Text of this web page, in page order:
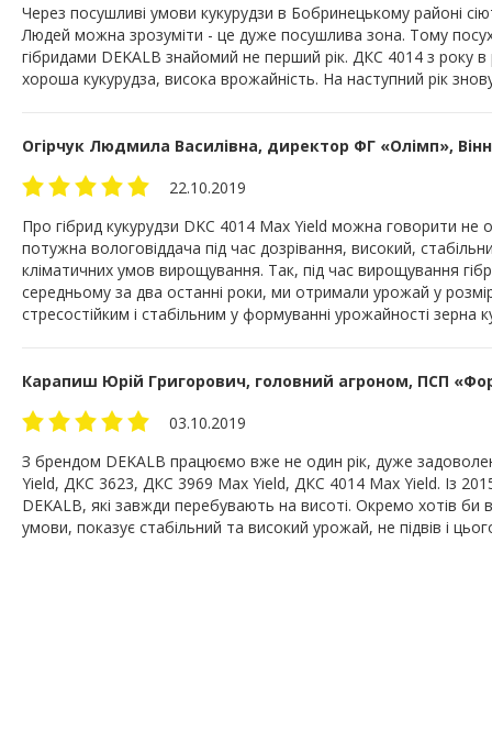
Через посушливі умови кукурудзи в Бобринецькому районі
Людей можна зрозуміти - це дуже посушлива зона. Тому
гібридами DEKALB знайомий не перший рік. ДКС 4014 з року в
хороша кукурудза, висока врожайність. На наступний рік
Огірчук Людмила Василівна, директор ФГ «Олімп»,
22.10.2019
Про гібрид кукурудзи DKC 4014 Max Yield можна говорити не
потужна вологовіддача під час дозрівання, високий,
кліматичних умов вирощування. Так, під час вирощування
середньому за два останні роки, ми отримали урожай у
стресостійким і стабільним у формуванні урожайності зерна
Карапиш Юрій Григорович, головний агроном, ПСП
03.10.2019
З брендом DEKALB працюємо вже не один рік, дуже
Yield, ДКС 3623, ДКС 3969 Max Yield, ДКС 4014 Max Yield. Із
DEKALB, які завжди перебувають на висоті. Окремо хотів би
умови, показує стабільний та високий урожай, не підвів і